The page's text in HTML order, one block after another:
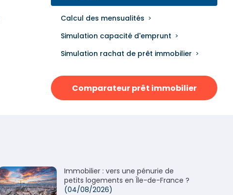
Calcul des mensualités
Simulation capacité d'emprunt
Simulation rachat de prêt immobilier
Comparateur prêt immobilier
Immobilier : vers une pénurie de
petits logements en Île-de-France ?
(04/08/2026)